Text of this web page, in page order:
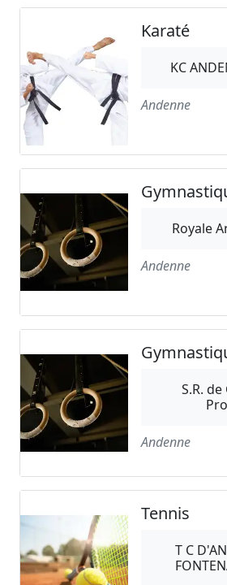
Karaté
KC
Andenne
Royale
Andenne
S.R.
Andenne
Tennis
T C